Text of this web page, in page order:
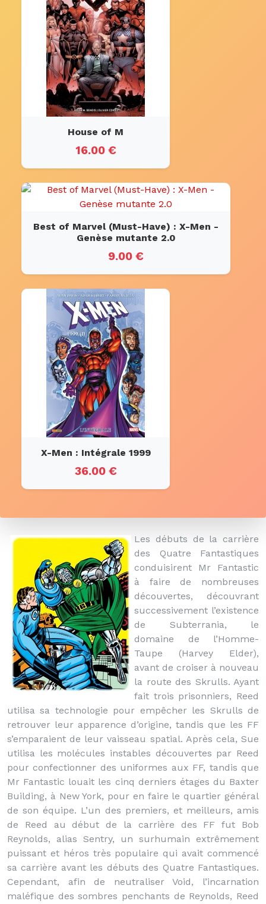
House of M
16.00 €
Best of Marvel (Must-Have) : X-Men -
Genèse mutante 2.0
9.00 €
X-Men : Intégrale 1999
36.00 €
Les débuts de la carrière
des Quatre Fantastiques
conduisirent Mr Fantastic
à faire de nombreuses
découvertes, découvrant
successivement l’existence
de Subterrania, le
domaine de l’Homme-
Taupe (Harvey Elder),
avant de croiser à nouveau
la route des Skrulls. Ayant
fait trois prisonniers, Reed
utilisa sa technologie pour empêcher les Skrulls de
retrouver leur apparence d’origine, tandis que les FF
s’emparaient de leur vaisseau spatial. Après cela, Sue
utilisa les molécules instables découvertes par Reed
pour confectionner des uniformes aux FF, tandis que
Mr Fantastic louait les cinq derniers étages du Baxter
Building, à New York, pour en faire le quartier général
de son équipe. L’un des premiers, et meilleurs, amis
de Reed au début de la carrière des FF fut Bob
Reynolds, alias Sentry, un surhumain extrêmement
puissant et héros très populaire qui avait commencé
sa carrière avant les débuts des Quatre Fantastiques.
Cependant, afin de neutraliser Void, l’incarnation
maléfique des sombres penchants de Reynolds, Reed